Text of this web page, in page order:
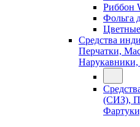
Риббон
Фольга
Средства
Перчатки,
(СИЗ),